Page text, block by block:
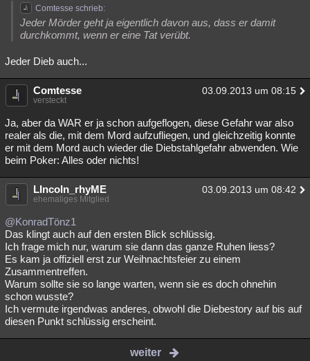
Comtesse schrieb:
Jeder Mörder geht ja eigentlich davon aus, dass er damit
durchkommt, wenn er eine Tat verübt.
Jeder Dieb auch...
Comtesse 03.09.2013 um 08:15
versteckt
Ja, aber da WAR er ja schon aufgeflogen, diese Gefahr war also
realer als die, mit dem Mord aufzufliegen, und gleichzeitig konnte
er mit dem Mord auch wieder die Diebstahlgefahr abwenden. Wie
beim Poker: Alles oder nichts!
LIncoln_rhyME 03.09.2013 um 08:42
ehemaliges Mitglied
@KonradTönz1
Das klingt auch auf den ersten Blick schlüssig.
Ich frage mich nur, warum sie dann das ganze Ruhen liess?
Es kam ja offiziell erst zur Weihnachtsfeier zu einem
Zusammentreffen.
Warum sollte sie so lange warten, wenn sie es doch ohnehin
schon wusste?
Ich vermute irgendwas anderes, obwohl die Diebestory auf bis auf
diesen Punkt schlüssig erscheint.
weiter